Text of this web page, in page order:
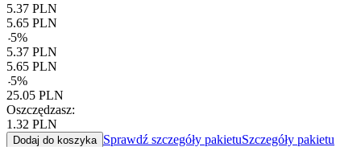
5.37 PLN
5.65 PLN
-5%
5.37 PLN
5.65 PLN
-5%
25.05 PLN
Oszczędzasz:
1.32 PLN
Dodaj do koszyka Sprawdź szczegóły pakietuSzczegóły pakietu